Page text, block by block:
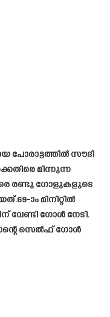
പോരാട്ടത്തിൽ സൗദി
മിന്നുന്ന
രണ്ടു ഗോളുകളുടെ
ാം മിനിറ്റിൽ
വേണ്ടി ഗോൾ നേടി.
സെൽഫ് ഗോൾ